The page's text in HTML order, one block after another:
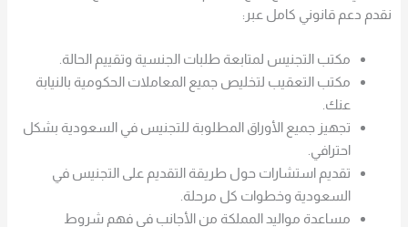
نقدم دعم قانوني كامل عبر:
مكتب التجنيس لمتابعة طلبات الجنسية وتقييم الحالة.
مكتب التعقيب لتخليص جميع المعاملات الحكومية بالنيابة
عنك.
تجهيز جميع الأوراق المطلوبة للتجنيس في السعودية بشكل
احترافي.
تقديم استشارات حول طريقة التقديم على التجنيس في
السعودية وخطوات كل مرحلة.
مساعدة مواليد المملكة من الأجانب في فهم شروط